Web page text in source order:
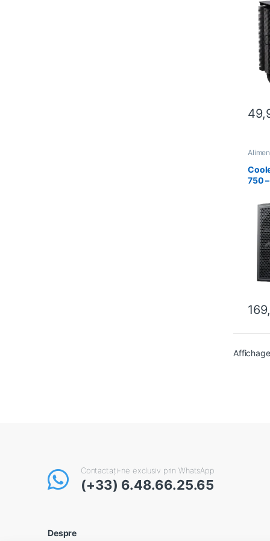
750
Contactați-ne exclusiv prin WhatsApp
(+33) 6.48.66.25.65
Despre